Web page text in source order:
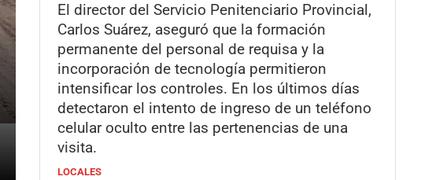
El director del Servicio Penitenciario Provincial,
Carlos Suárez, aseguró que la formación
permanente del personal de requisa y la
incorporación de tecnología permitieron
intensificar los controles. En los últimos días
detectaron el intento de ingreso de un teléfono
celular oculto entre las pertenencias de una
visita.
LOCALES